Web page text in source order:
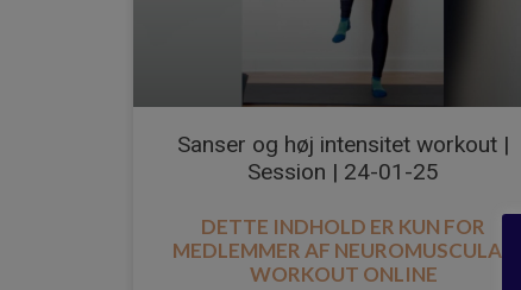
Sanser og høj intensitet workout |
Session | 24-01-25
DETTE INDHOLD ER KUN FOR
MEDLEMMER AF NEUROMUSCULAR
WORKOUT ONLINE